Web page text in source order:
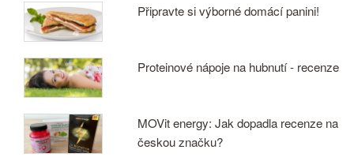
Připravte si výborné domácí panini!
Proteinové nápoje na hubnutí - recenze
MOVit energy: Jak dopadla recenze na
českou značku?